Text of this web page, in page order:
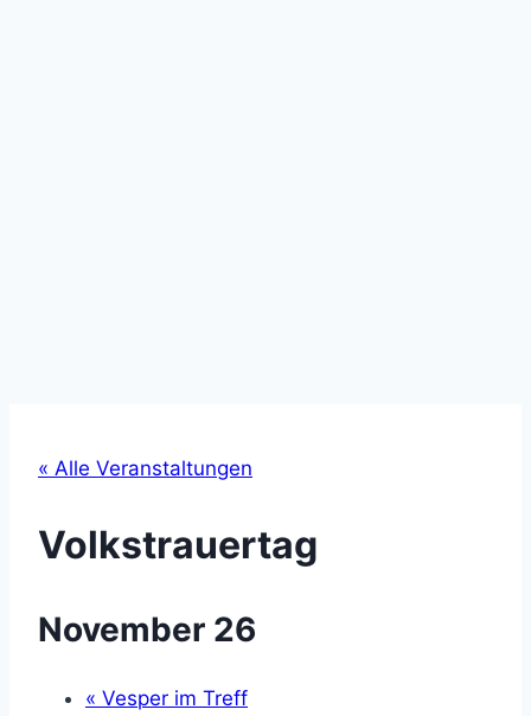
« Alle Veranstaltungen
Volkstrauertag
November 26
« Vesper im Treff